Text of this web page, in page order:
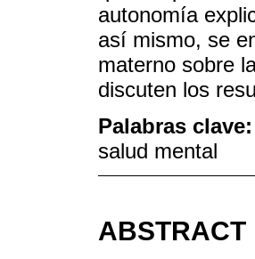
autonomía
así mismo, se
materno sobre
discuten los
Palabras clave:
salud mental
ABSTRACT